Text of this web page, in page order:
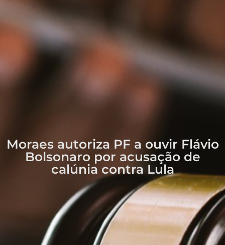
Moraes autoriza PF a ouvir Flávio
Bolsonaro por acusação de
calúnia contra Lula